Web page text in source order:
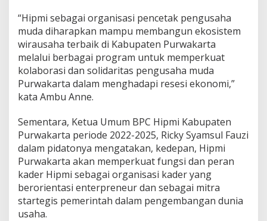
“Hipmi sebagai organisasi pencetak pengusaha
muda diharapkan mampu membangun ekosistem
wirausaha terbaik di Kabupaten Purwakarta
melalui berbagai program untuk memperkuat
kolaborasi dan solidaritas pengusaha muda
Purwakarta dalam menghadapi resesi ekonomi,”
kata Ambu Anne.
Sementara, Ketua Umum BPC Hipmi Kabupaten
Purwakarta periode 2022-2025, Ricky Syamsul Fauzi
dalam pidatonya mengatakan, kedepan, Hipmi
Purwakarta akan memperkuat fungsi dan peran
kader Hipmi sebagai organisasi kader yang
berorientasi enterpreneur dan sebagai mitra
startegis pemerintah dalam pengembangan dunia
usaha.